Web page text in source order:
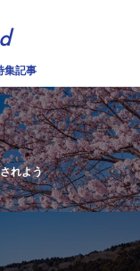
集記事
れよう